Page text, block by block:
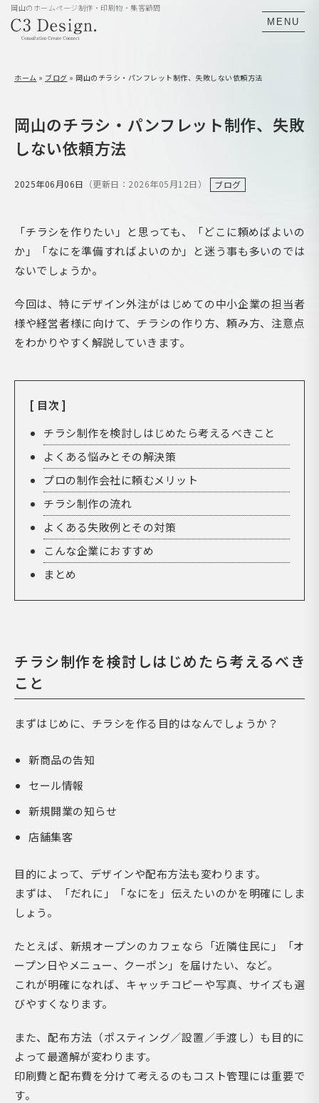
岡山のホームページ制作・印刷物・集客顧問
MENU
ホーム » ブログ » 岡山のチラシ・パンフレット制作、失敗しない依頼方法
岡山のチラシ・パンフレット制作、失敗
しない依頼方法
2025年06月06日 （更新日：2026年05月12日） ブログ
「チラシを作りたい」と思っても、「どこに頼めばよいの
か」「なにを準備すればよいのか」と迷う事も多いのでは
ないでしょうか。
今回は、特にデザイン外注がはじめての中小企業の担当者
様や経営者様に向けて、チラシの作り方、頼み方、注意点
をわかりやすく解説していきます。
[ 目次 ]
チラシ制作を検討しはじめたら考えるべきこと
よくある悩みとその解決策
プロの制作会社に頼むメリット
チラシ制作の流れ
よくある失敗例とその対策
こんな企業におすすめ
まとめ
チラシ制作を検討しはじめたら考えるべき
こと
まずはじめに、チラシを作る目的はなんでしょうか？
新商品の告知
セール情報
新規開業の知らせ
店舗集客
目的によって、デザインや配布方法も変わります。
まずは、「だれに」「なにを」伝えたいのかを明確にしま
しょう。
たとえば、新規オープンのカフェなら「近隣住民に」「オ
ープン日やメニュー、クーポン」を届けたい、など。
これが明確になれば、キャッチコピーや写真、サイズも選
びやすくなります。
また、配布方法（ポスティング／設置／手渡し）も目的に
よって最適解が変わります。
印刷費と配布費を分けて考えるのもコスト管理には重要で
す。